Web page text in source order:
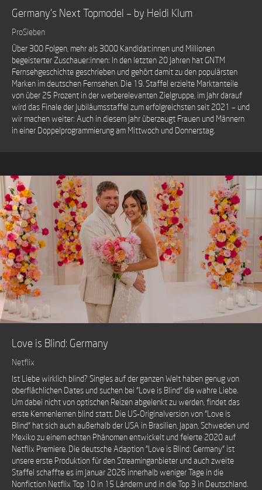
Germany’s Next Topmodel – by Heidi Klum
ProSieben
Über 300 Folgen, mehr als 3000 Kandidat:innen und Millionen
begeisterter Zuschauer:innen: In den letzten 20 Jahren hat GNTM
Fernsehgeschichte geschrieben und gehört damit zu den populärsten
Marken im deutschen Fernsehen. Die 19. Staffel erzielte Marktanteile
von über 25 Prozent in der werberelevanten Zielgruppe, im Jahr darauf
wird das Finale der Jubiläumsstaffel zum erfolgreichsten seit 2021 – und
wir machen weiter: Auch in diesem Jahr überzeugt Frauen und Männern
in einer Doppelprogrammierung am Mittwoch und Donnerstag.
Love is Blind: Germany
Netflix
Ist Liebe wirklich blind? Singles auf der ganzen Welt haben genug von
oberflächlichen Dates und suchen bei "Love is Blind" die wahre Liebe.
Um dabei nicht von optischen Reizen abgelenkt zu werden, findet das
erste Kennenlernen blind statt. Die US-Originalversion von "Love is
Blind" hat sich auch außerhalb der USA in Brasilien, Japan, Schweden und
Mexiko zu einem echten Phänomen entwickelt und feierte 2020 auf
Netflix Premiere. Die deutsche Adaption "Love is Blind: Germany" ist
unsere erste Produktion für den Streaminganbieter und auch zweite
Staffel schaffte es im Januar 2026 innerhalb weniger Tage in die
Nonfiction Netflix Top 10 in 15 Ländern und in die Top 3 in Deutschland.